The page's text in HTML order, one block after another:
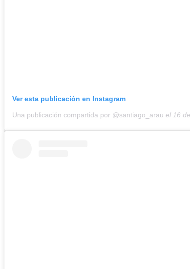
Ver esta publicación en Instagram
Una publicación compartida por @santiago_arau el 16 de